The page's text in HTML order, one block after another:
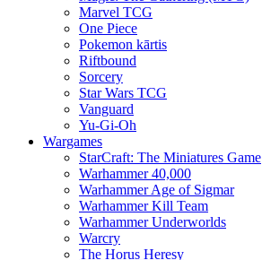
Marvel TCG
One Piece
Pokemon kārtis
Riftbound
Sorcery
Star Wars TCG
Vanguard
Yu-Gi-Oh
Wargames
StarCraft: The Miniatures Game
Warhammer 40,000
Warhammer Age of Sigmar
Warhammer Kill Team
Warhammer Underworlds
Warcry
The Horus Heresy